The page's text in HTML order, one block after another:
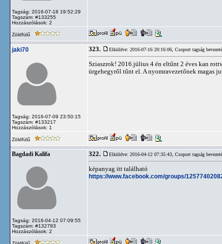
Tagság: 2016-07-18 19:52:29
Tagszám: #133255
Hozzászólások: 2
Zöldfülű
jaki70
Tagság: 2016-07-09 23:50:15
Tagszám: #133217
Hozzászólások: 1
323. Elküldve: 2016-07-16 20:16:06, Csoport tagság
Sziaszrok! 2016.július 4 én eltűnt 2 éves kan
ürgehegyről tűnt el. A nyomravezetőnek magas
Zöldfülű
Bagdadi Kalifa
Tagság: 2016-04-12 07:09:55
Tagszám: #132783
Hozzászólások: 2
322. Elküldve: 2016-04-12 07:35:43, Csoport tagság
képanyag itt található
https://www.facebook.com/groups/